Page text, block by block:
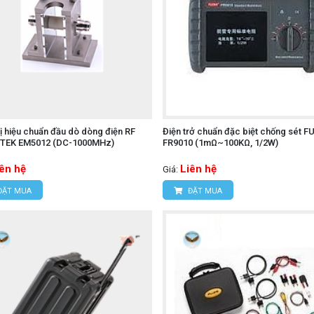
hiệu chuẩn đầu dò dòng điện RF
EM5012 (DC-1000MHz)
hệ
MUA
Điện trở chuẩn đặc biệt chống sét
FR9010 (1mΩ~100KΩ, 1/2W)
Giá: Liên hệ
ĐẶT MUA